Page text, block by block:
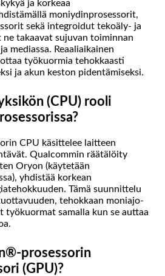
ja korkeaa
moniydinprosessorit,
sekä integroidut tekoäly- ja
ne takaavat sujuvan toiminnan
mediassa. Reaaliaikainen
työkuormia tehokkaasti
ja akun keston pidentämiseksi.
(CPU) rooli
CPU käsittelee laitteen
Qualcommin räätälöity
Oryon (käytetään
yhdistää korkean
Tämä suunnittelu
tehokkaan moniajo-
työkuormat samalla kun se auttaa
prosessorin
(GPU)?